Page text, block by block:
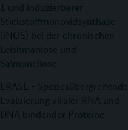
1 und induzierbarer
Stickstoffmonoxidsynthase
(iNOS) bei der chronischen
Leishmaniose und
Salmonellose
ERASE - Speziesübergreifende
Evaluierung viraler RNA und
DNA bindender Proteine